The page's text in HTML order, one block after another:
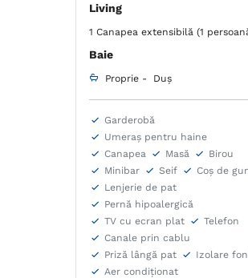
Living
1 Canapea extensibilă (1
Baie
Proprie - Duș
Garderobă
Umeraș pentru haine
Canapea
Masă
Birou
Minibar
Seif
Coș de
Lenjerie de pat
Pernă hipoalergică
TV cu ecran plat
Telefon
Canale prin cablu
Priză lângă pat
Izolare
Aer condiţionat